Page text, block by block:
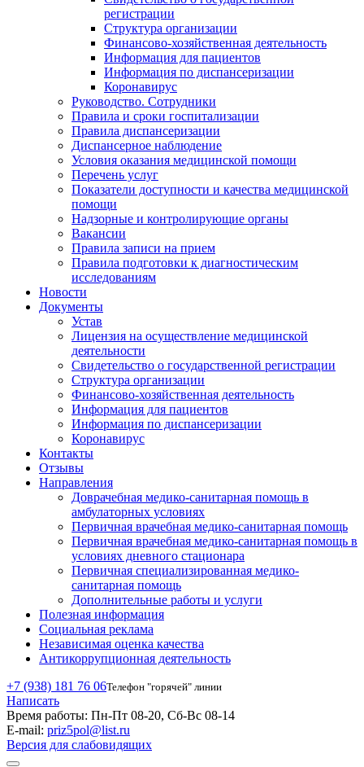
регистрации
Структура организации
Финансово-хозяйственная деятельность
Информация для пациентов
Информация по диспансеризации
Коронавирус
Руководство. Сотрудники
Правила и сроки госпитализации
Правила диспансеризации
Диспансерное наблюдение
Условия оказания медицинской помощи
Перечень услуг
Показатели доступности и качества медицинской
помощи
Надзорные и контролирующие органы
Вакансии
Правила записи на прием
Правила подготовки к диагностическим
исследованиям
Новости
Документы
Устав
Лицензия на осуществление медицинской
деятельности
Свидетельство о государственной регистрации
Структура организации
Финансово-хозяйственная деятельность
Информация для пациентов
Информация по диспансеризации
Коронавирус
Контакты
Отзывы
Направления
Доврачебная медико-санитарная помощь в
амбулаторных условиях
Первичная врачебная медико-санитарная помощь
Первичная врачебная медико-санитарная помощь в
условиях дневного стационара
Первичная специализированная медико-
санитарная помощь
Дополнительные работы и услуги
Полезная информация
Социальная реклама
Независимая оценка качества
Антикоррупционная деятельность
+7 (938) 181 76 06Телефон "горячей" линии
Написать
Время работы: Пн-Пт 08-20, Сб-Вс 08-14
E-mail: priz5pol@list.ru
Версия для слабовидящих